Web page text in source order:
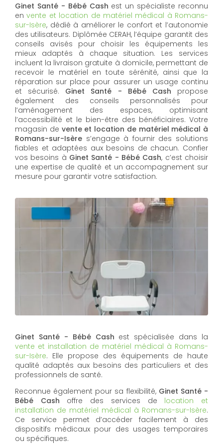
Ginet Santé - Bébé Cash est un spécialiste reconnu
envente et location de matériel médical à Romans-
sur-Isère, dédié à améliorer le confort et l’autonomie
des utilisateurs. Diplômée CERAH, l’équipe garantit des
conseils avisés pour choisir les équipements les
mieux adaptés à chaque situation. Les services
incluent la livraison gratuite à domicile, permettant de
recevoir le matériel en toute sérénité, ainsi que la
réparation sur place pour assurer un usage continu
et sécurisé. Ginet Santé - Bébé Cash propose
également des conseils personnalisés pour
l’aménagement des espaces, optimisant
l’accessibilité et le bien-être des bénéficiaires. Votre
magasin de vente et location de matériel médical à
Romans-sur-Isère s’engage à fournir des solutions
fiables et adaptées aux besoins de chacun. Confier
vos besoins à Ginet Santé - Bébé Cash, c’est choisir
une expertise de qualité et un accompagnement sur
mesure pour garantir votre satisfaction.
Ginet Santé - Bébé Cash est spécialisée dans la
vente et installation de matériel médical à Romans-
sur-Isère. Elle propose des équipements de haute
qualité adaptés aux besoins des particuliers et des
professionnels de santé.
Reconnue également pour sa flexibilité, Ginet Santé -
Bébé Cash offre des services de location et
installation de matériel médical à Romans-sur-Isère.
Ce service permet d’accéder facilement à des
dispositifs médicaux pour des usages temporaires
ou spécifiques.